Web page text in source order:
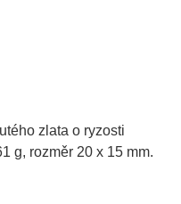
zlata o ryzosti
g, rozměr 20 x 15 mm.